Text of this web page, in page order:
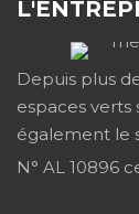
Depuis plus
espaces verts
également le
N° AL 10896